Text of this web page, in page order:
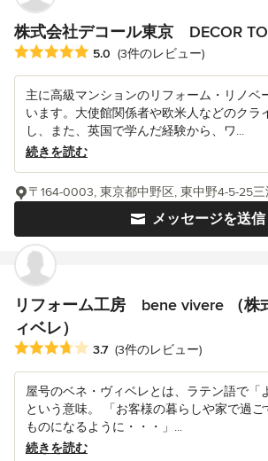
株式会社デコール東京 DECOR
平均評価：5つ星中 星5
5.0 (3件のレビュー)
主に高級マンションのリフォーム・リノベ
います。大使館関係者や欧米人などのクラ
し、また、英国で学んだ経験から、ワ...
続きを読む
メッセージを送信
〒164-0003, 東京都中野区, 東中野4-5-25
リフォーム工房 bene vivere （株
ィベレ）
平均評価：5つ星中 星3.7
3.7 (3件のレビュー)
屋号のベネ・ヴィベレとは、ラテン語で「
という意味。 「お客様の暮らしや家で過
ものになるように・・・」...
続きを読む